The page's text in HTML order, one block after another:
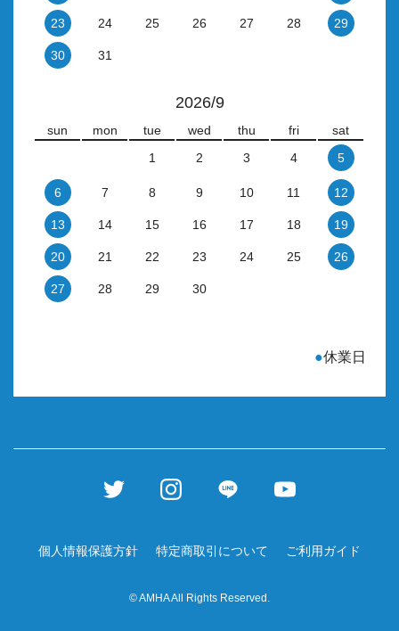
23 24 25 26 27 28 29
30 31
2026/9
sun mon tue wed thu fri
sat
1
2 3 4 5
6 7 8 9 10 11 12
13 14 15 16 17 18 19
20 21 22 23 24 25 26
27 28 29 30
●休業日
個人情報保護方針 特定商取引について ご利用ガイド
© AMHA All Rights Reserved.